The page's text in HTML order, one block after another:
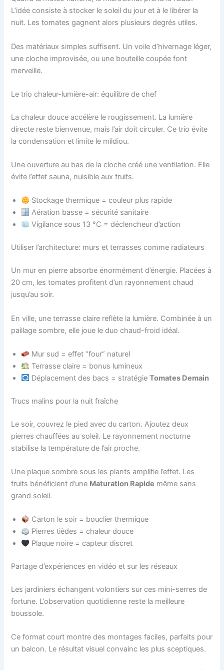
L’idée consiste à stocker le soleil du jour et à le libérer la
nuit. Les tomates gagnent alors plusieurs degrés utiles.
Des matériaux simples suffisent. Un voile d’hivernage léger,
une cloche improvisée, ou une bouteille coupée font
merveille.
Le trio chaleur-lumière-air: équilibre de chef
La chaleur douce accélère le rougissement. La lumière
directe reste bienvenue, mais l’air doit circuler. Ce trio évite
la condensation et limite le mildiou.
Une ouverture au bas de la cloche créé une ventilation. Elle
évite l’effet sauna, nuisible aux fruits.
Stockage thermique = couleur plus rapide
Aération basse = sécurité sanitaire
Vigilance sous 13 °C = déclencheur d’action
Utiliser l’architecture: murs et terrasses comme radiateurs
Un mur en pierre absorbe énormément d’énergie. Placées à
20 cm, les tomates profitent d’un rayonnement chaud
jusqu’au soir.
En ville, une terrasse claire reflète la lumière. Combinée à un
paillage sombre, elle joue le duo chaud-froid idéal.
Mur sud = effet “four” naturel
Terrasse claire = bonus lumineux
Déplacement des bacs = stratégieTomates Demain
Trucs malins pour la nuit fraîche
Le soir, couvrez le pied avec du carton. Ajoutez deux
pierres chauffées au soleil. Le rayonnement nocturne
stabilise la température de l’air proche.
Une plaque sombre sous les plants amplifie l’effet. Les
fruits bénéficient d’une Maturation Rapide même sans
grand soleil.
Carton le soir = bouclier thermique
Pierres tièdes = chaleur douce
Plaque noire = capteur discret
Partage d’expériences en vidéo et sur les réseaux
Les jardiniers échangent volontiers sur ces mini-serres de
fortune. L’observation quotidienne reste la meilleure
boussole.
Ce format court montre des montages faciles, parfaits pour
un balcon. Le résultat visuel convainc les plus sceptiques.